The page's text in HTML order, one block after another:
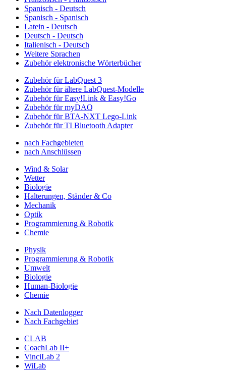
Spanisch - Deutsch
Spanisch - Spanisch
Latein - Deutsch
Deutsch - Deutsch
Italienisch - Deutsch
Weitere Sprachen
Zubehör elektronische Wörterbücher
Zubehör für LabQuest 3
Zubehör für ältere LabQuest-Modelle
Zubehör für Easy!Link & Easy!Go
Zubehör für myDAQ
Zubehör für BTA-NXT Lego-Link
Zubehör für TI Bluetooth Adapter
nach Fachgebieten
nach Anschlüssen
Wind & Solar
Wetter
Biologie
Halterungen, Ständer & Co
Mechanik
Optik
Programmierung & Robotik
Chemie
Physik
Programmierung & Robotik
Umwelt
Biologie
Human-Biologie
Chemie
Nach Datenlogger
Nach Fachgebiet
CLAB
CoachLab II+
VinciLab 2
WiLab